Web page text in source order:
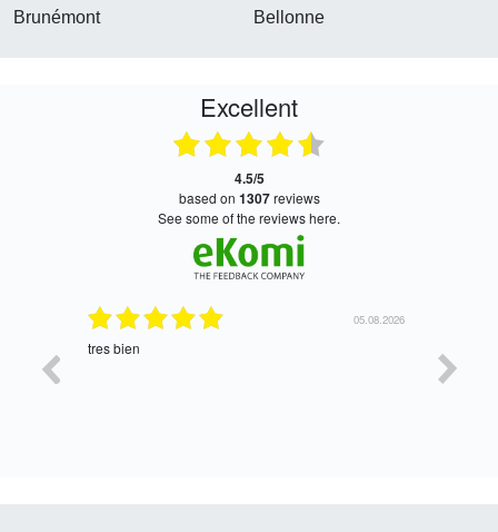
Brunémont
Bellonne
Excellent
4.5/5
based on 1307reviews
see some of the reviews here.
05.08.2026
tres bien